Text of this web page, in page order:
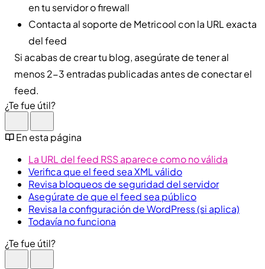
en tu servidor o firewall
Contacta al soporte de Metricool con la URL exacta
del feed
Si acabas de crear tu blog, asegúrate de tener al
menos 2-3 entradas publicadas antes de conectar el
feed.
¿Te fue útil?
En esta página
La URL del feed RSS aparece como no válida
Verifica que el feed sea XML válido
Revisa bloqueos de seguridad del servidor
Asegúrate de que el feed sea público
Revisa la configuración de WordPress (si aplica)
Todavía no funciona
¿Te fue útil?